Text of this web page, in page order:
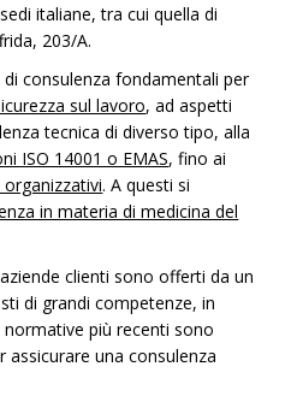
italiane, tra cui quella di
203/A.
di consulenza fondamentali per
sul lavoro, ad aspetti
tecnica di diverso tipo, alla
ISO 14001 o EMAS, fino ai
. A questi si
in materia di medicina del
clienti sono offerti da un
di grandi competenze, in
più recenti sono
una consulenza